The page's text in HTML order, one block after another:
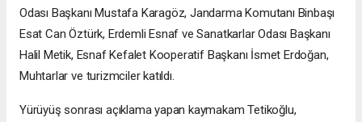
Odası Başkanı Mustafa Karagöz, Jandarma Komutanı Binbaşı
Esat Can Öztürk, Erdemli Esnaf ve Sanatkarlar Odası Başkanı
Halil Metik, Esnaf Kefalet Kooperatif Başkanı İsmet Erdoğan,
Muhtarlar ve turizmciler katıldı.
Yürüyüş sonrası açıklama yapan kaymakam Tetikoğlu,